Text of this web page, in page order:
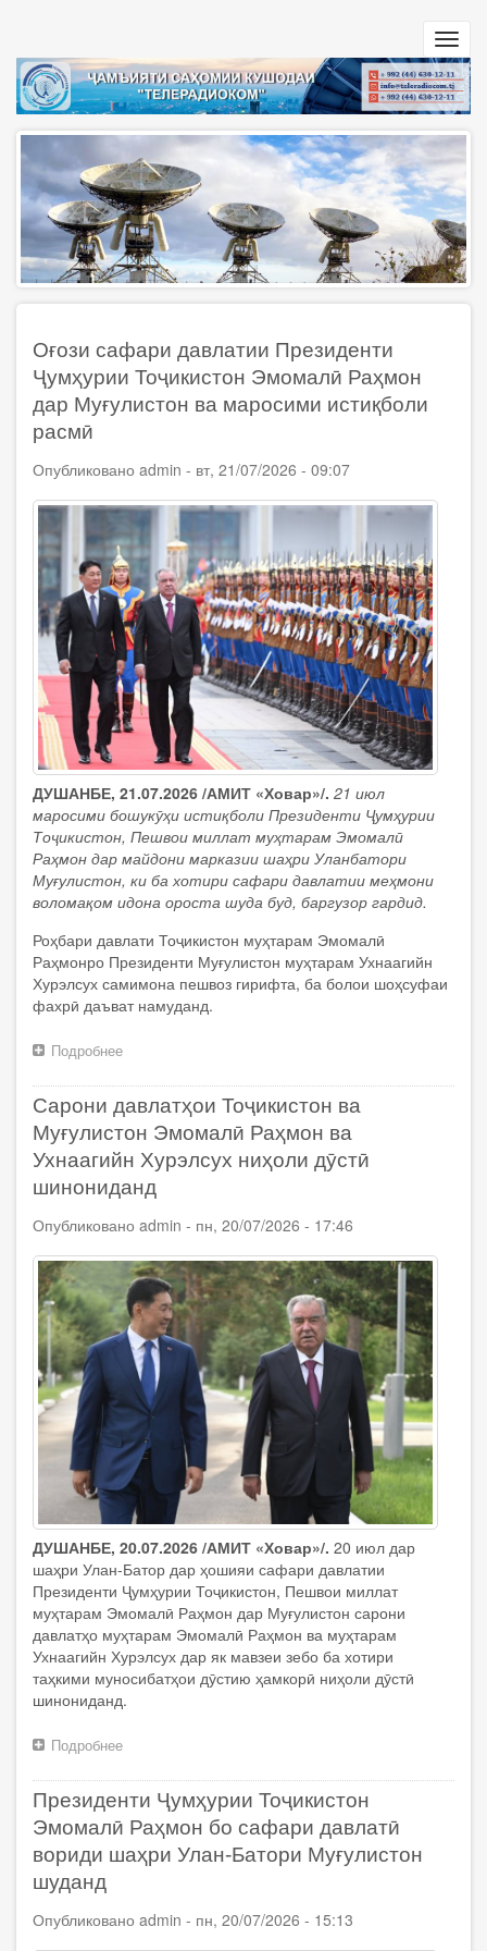
основному
содержанию
Оғози сафари давлатии Президенти
Ҷумҳурии Тоҷикистон Эмомалӣ Раҳмон
дар Муғулистон ва маросими истиқболи
расмӣ
Опубликовано admin - вт, 21/07/2026 - 09:07
ДУШАНБЕ, 21.07.2026 /АМИТ «Ховар»/. 21 июл
маросими бошукӯҳи истиқболи Президенти Ҷумҳурии
Тоҷикистон, Пешвои миллат муҳтарам Эмомалӣ
Раҳмон дар майдони марказии шаҳри Уланбатори
Муғулистон, ки ба хотири сафари давлатии меҳмони
воломақом идона ороста шуда буд, баргузор гардид.
Роҳбари давлати Тоҷикистон муҳтарам Эмомалӣ
Раҳмонро Президенти Муғулистон муҳтарам Ухнаагийн
Хурэлсух самимона пешвоз гирифта, ба болои шоҳсуфаи
фахрӣ даъват намуданд.
Подробнее
сафари
давлатии
Президенти
Тоҷикистон
Эмомалӣ
дар
ва
маросими
истиқболи
расмӣ
Cарони давлатҳои Тоҷикистон ва
Муғулистон Эмомалӣ Раҳмон ва
Ухнаагийн Хурэлсух ниҳоли дӯстӣ
шинониданд
Опубликовано admin - пн, 20/07/2026 - 17:46
ДУШАНБЕ, 20.07.2026 /АМИТ «Ховар»/. 20 июл дар
шаҳри Улан-Батор дар ҳошияи сафари давлатии
Президенти Ҷумҳурии Тоҷикистон, Пешвои миллат
муҳтарам Эмомалӣ Раҳмон дар Муғулистон сарони
давлатҳо муҳтарам Эмомалӣ Раҳмон ва муҳтарам
Ухнаагийн Хурэлсух дар як мавзеи зебо ба хотири
таҳкими муносибатҳои дӯстию ҳамкорӣ ниҳоли дӯстӣ
шинониданд.
Подробнее
давлатҳои
Тоҷикистон
ва
Муғулистон
Эмомалӣ
Ухнаагийн
Президенти Ҷумҳурии Тоҷикистон
Эмомалӣ Раҳмон бо сафари давлатӣ
вориди шаҳри Улан-Батори Муғулистон
шуданд
Опубликовано admin - пн, 20/07/2026 - 15:13